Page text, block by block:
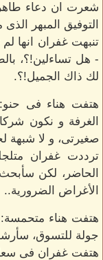
شعرت ان دعاء
التوفيق المبهر
تنبهت غفران انها
- هل تساءلين!؟،
لك ذاك الجميل!؟.
هتفت هناء فى
الغرفة و نكون
صغيرتى، و لا شبهة
ترددت غفران
الحاضر، لكن
الأغراض الضرورية..
هتفت هناء
جولة للتسوق،
هتفت غفران فى